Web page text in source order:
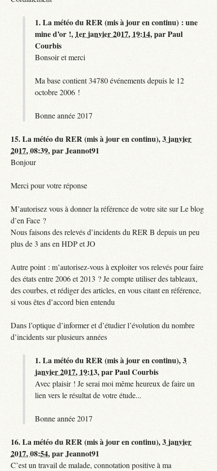
1.La météo du RER (mis à jour en continu) : une
mine d’or !, 1er janvier 2017, 19:14,parPaul
Courbis
Bonsoir et merci
Ma base contient 34780 événements depuis le 12
octobre 2006 !
Bonne année 2017
15.La météo du RER (mis à jour en continu),3 janvier
2017, 08:39,parJeannot91
Bonjour
Merci pour votre réponse
M’autorisez vous à donner la référence de votre site sur Le blog
d’en Face ?
Nous faisons des relevés d’incidents du RER B depuis un peu
plus de 3 ans en HDP et JO
Autre point : m’autorisez-vous à exploiter vos relevés pour faire
des états entre 2006 et 2013 ? Je compte utiliser des tableaux,
des courbes, et rédiger des articles, en vous citant en référence,
si vous êtes d’accord bien entendu
Dans l’optique d’informer et d’étudier l’évolution du nombre
d’incidents sur plusieurs années
1.La météo du RER (mis à jour en continu),3
janvier 2017, 19:13,parPaul Courbis
Avec plaisir ! Je serai moi même heureux de faire un
lien vers le résultat de votre étude...
Bonne année 2017
16.La météo du RER (mis à jour en continu),3 janvier
2017, 08:54,parJeannot91
C’est un travail de malade, connotation positive à ma